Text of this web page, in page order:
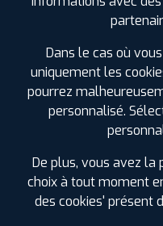
SPÉCIFICATIONS AVIS
Étiquetage
Été
Largeur :205
Hauteur :40
Diamètre : 18
Dans le cas où
uniquement les
pourrez
personnalisé.
De plus, vous avez
choix à tout moment
des cookies' présent